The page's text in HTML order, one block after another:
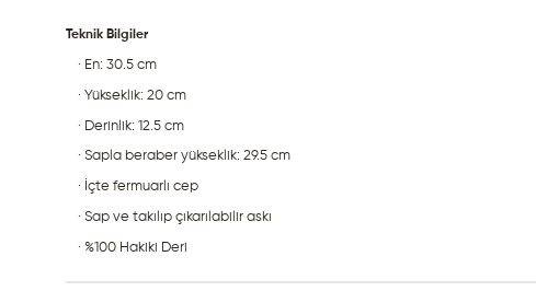
Teknik Bilgiler
· En: 30.5 cm
· Yükseklik: 20 cm
· Derinlik: 12.5 cm
· Sapla beraber yükseklik: 29.5 cm
· İçte fermuarlı cep
· Sap ve takılıp çıkarılabilir askı
· %100 Hakiki Deri